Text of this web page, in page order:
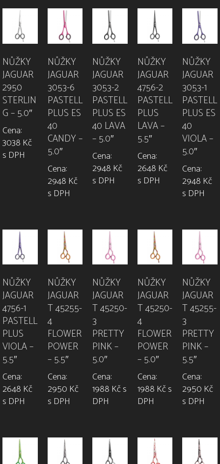
NŮŽKY
JAGUAR
2950
STERLIN
G – 5.0″
Cena:
3038 Kč
s DPH
NŮŽKY
JAGUAR
3053-6
PASTELL
PLUS ES
40
CANDY –
5.0″
Cena:
2948 Kč
s DPH
NŮŽKY
JAGUAR
3053-2
PASTELL
PLUS ES
40 LAVA
– 5.0″
Cena:
2948 Kč
s DPH
NŮŽKY
JAGUAR
4756-2
PASTELL
PLUS
LAVA –
5.5″
Cena:
2648 Kč
s DPH
NŮŽKY
JAGUAR
3053-1
PASTELL
PLUS ES
40
VIOLA –
5.0″
Cena:
2948 Kč
s DPH
NŮŽKY
JAGUAR
4756-1
PASTELL
PLUS
VIOLA –
5.5″
Cena:
2648 Kč
s DPH
NŮŽKY
JAGUAR
T 45255-
4
FLOWER
POWER
– 5.5″
Cena:
2950 Kč
s DPH
NŮŽKY
JAGUAR
T 45250-
3
PRETTY
PINK –
5.0″
Cena:
1988 Kč s
DPH
NŮŽKY
JAGUAR
T 45250-
4
FLOWER
POWER
– 5.0″
Cena:
1988 Kč s
DPH
NŮŽKY
JAGUAR
T 45255-
3
PRETTY
PINK –
5.5″
Cena:
2950 Kč
s DPH